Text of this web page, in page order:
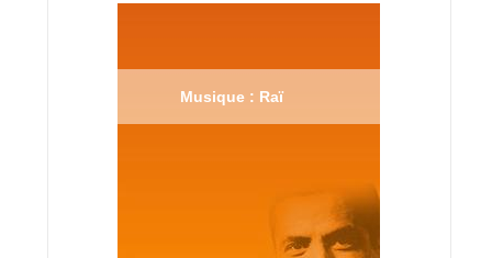
Musique : Raï